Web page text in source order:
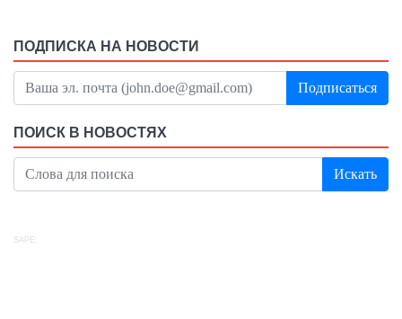
ПОДПИСКА НА НОВОСТИ
Подписаться
ПОИСК В НОВОСТЯХ
Искать
SAPE: